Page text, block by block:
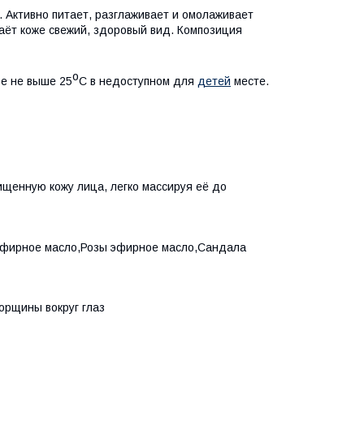
питает, разглаживает и омолаживает
коже свежий, здоровый вид. Композиция
не выше 25оС в недоступном для детей месте.
кожу лица, легко массируя её до
масло,Розы эфирное масло,Сандала
вокруг глаз